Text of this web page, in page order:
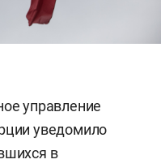
управление
уведомило
в